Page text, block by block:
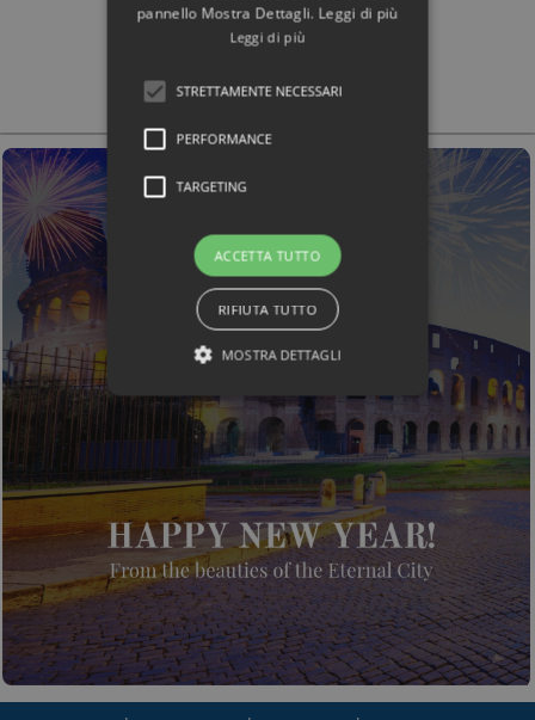
pannello Mostra Dettagli. Leggi di più
Leggi di più
STRETTAMENTE NECESSARI
PERFORMANCE
TARGETING
ACCETTA TUTTO
RIFIUTA TUTTO
MOSTRA DETTAGLI